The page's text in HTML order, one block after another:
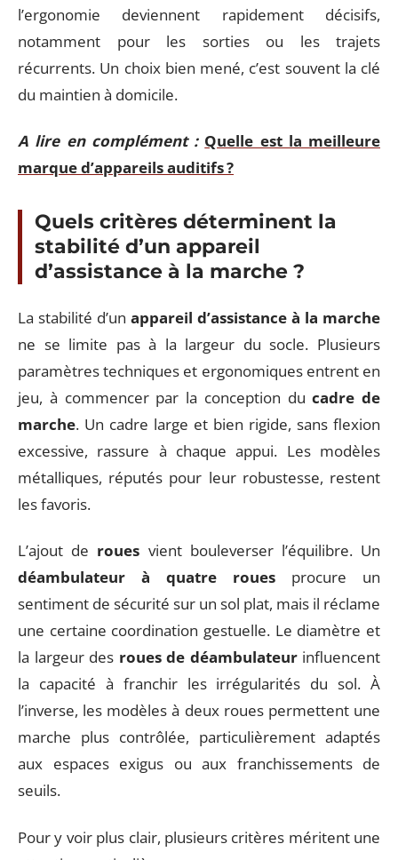
l’ergonomie deviennent rapidement décisifs,
notamment pour les sorties ou les trajets
récurrents. Un choix bien mené, c’est souvent la clé
du maintien à domicile.
A lire en complément : Quelle est la meilleure
marque d’appareils auditifs ?
Quels critères déterminent la
stabilité d’un appareil
d’assistance à la marche ?
La stabilité d’un appareil d’assistance à la marche
ne se limite pas à la largeur du socle. Plusieurs
paramètres techniques et ergonomiques entrent en
jeu, à commencer par la conception ducadre de
marche. Un cadre large et bien rigide, sans flexion
excessive, rassure à chaque appui. Les modèles
métalliques, réputés pour leur robustesse, restent
les favoris.
L’ajout de roues vient bouleverser l’équilibre. Un
déambulateur à quatre roues procure un
sentiment de sécurité sur un sol plat, mais il réclame
une certaine coordination gestuelle. Le diamètre et
la largeur des roues de déambulateurinfluencent
la capacité à franchir les irrégularités du sol. À
l’inverse, les modèles à deux roues permettent une
marche plus contrôlée, particulièrement adaptés
aux espaces exigus ou aux franchissements de
seuils.
Pour y voir plus clair, plusieurs critères méritent une